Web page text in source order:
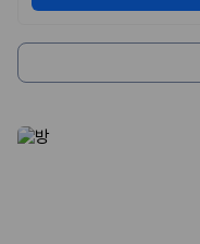
제주렌트카 보험까
니다
건을 함께 확인할 수 있도록 돕